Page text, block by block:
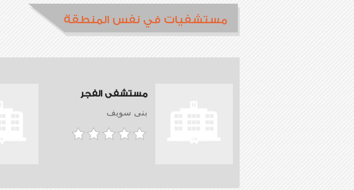
مستشفيات في نفس المنطقة
مستشفى الفجر
بنى سويف